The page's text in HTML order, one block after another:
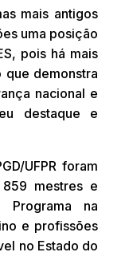
mais antigos
uma posição
pois há mais
demonstra
nacional e
destaque e
UFPR foram
859 mestres e
e profissões
no Estado do